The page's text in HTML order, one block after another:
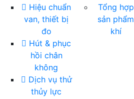
Hiệu chuẩn
van, thiết bị
đo
Hút & phục
hồi chân
không
Dịch vụ thử
thủy lực
Tổng hợp
sản phẩm
khí